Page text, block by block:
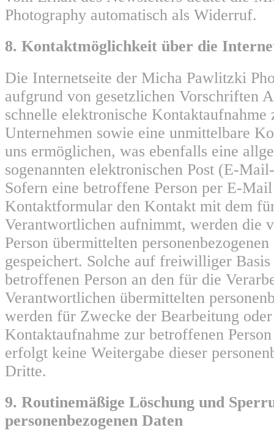
Photography automatisch als Widerruf.
8. Kontaktmöglichkeit über die
Die Internetseite der Micha Pawlitzki
aufgrund von gesetzlichen Vorschriften
schnelle elektronische Kontaktaufnahme
Unternehmen sowie eine unmittelbare
uns ermöglichen, was ebenfalls eine
sogenannten elektronischen Post (E-
Sofern eine betroffene Person per E-
Kontaktformular den Kontakt mit dem
Verantwortlichen aufnimmt, werden die
Person übermittelten
gespeichert. Solche auf freiwilliger
betroffenen Person an den für die
Verantwortlichen übermittelten
werden für Zwecke der Bearbeitung
Kontaktaufnahme zur betroffenen
erfolgt keine Weitergabe dieser
Dritte.
9. Routinemäßige Löschung und
personenbezogenen Daten